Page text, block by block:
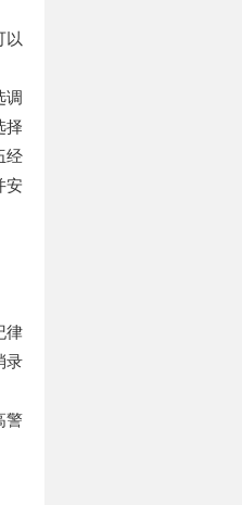
以
调
择
经
安
律
录
警